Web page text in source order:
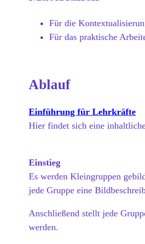
Für die
Für das praktische
Ablauf
Einführung für Lehrkräfte
Hier findet sich eine
Einstieg
Es werden Kleingruppen
jede Gruppe eine
Anschließend stellt jede
werden.